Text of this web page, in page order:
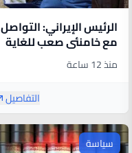
الرئيس الإيراني: التواصل
مع خامنئي صعب للغاية
حاليامنذ 12 ساعة
التفاصيل
سياسة